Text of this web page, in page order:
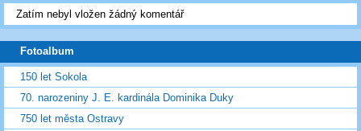
Zatím nebyl vložen žádný komentář
Fotoalbum
150 let Sokola
70. narozeniny J. E. kardinála Dominika Duky
750 let města Ostravy